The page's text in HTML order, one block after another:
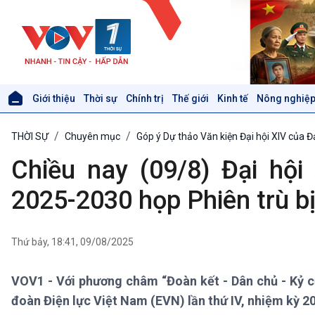
Giới thiệu Thời sự Chính trị Thế giới Kinh tế Nông
Thời sự 6h
Thời sự 12h
Thời sự 18h
Thời sự 21h30
Bản tin
Xã hội
Tin Đời sống & Xã hội
Khoa học & Công nghệ
Tin Khoa học & Công nghệ
THỜI SỰ Chuyên mục Góp ý Dự thảo Văn kiện Đại hội XIV của
Chiều nay (09/8) Đại
2025-2030 họp Phiên trù bị
Thứ bảy, 18:41, 09/08/2025
VOV1 - Với phương châm “Đoàn kết - Dân chủ -
đoàn Điện lực Việt Nam (EVN) lần thứ IV, nhiệm kỳ